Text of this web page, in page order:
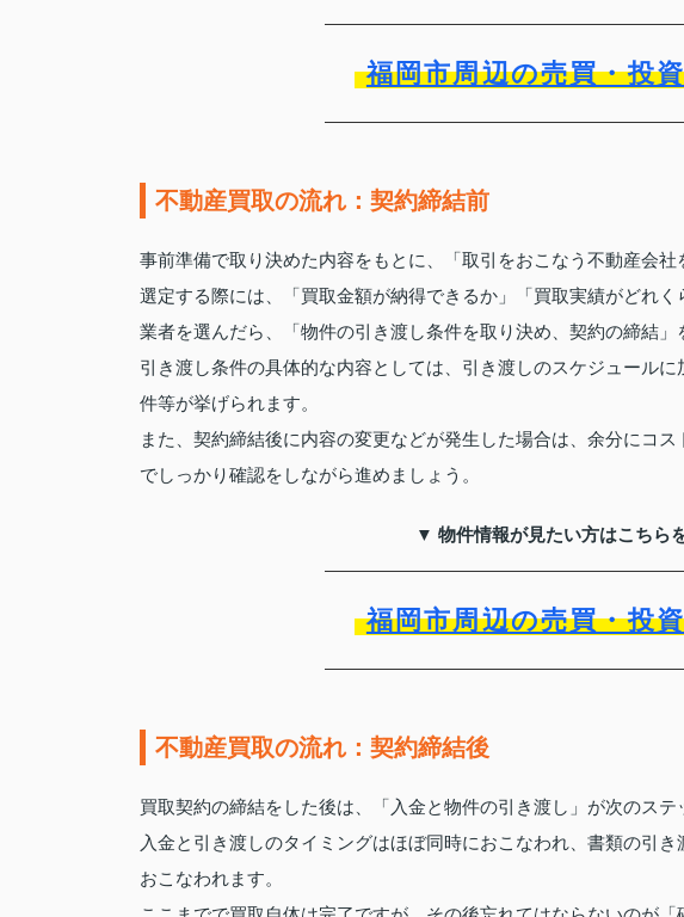
福岡市周辺の売買・投
不動産買取の流れ：契約締結前
事前準備で取り決めた内容をもとに、「取引をおこなう不動産会社
選定する際には、「買取金額が納得できるか」「買取実績がどれく
業者を選んだら、「物件の引き渡し条件を取り決め、契約の締結」
引き渡し条件の具体的な内容としては、引き渡しのスケジュール
件等が挙げられます。
また、契約締結後に内容の変更などが発生した場合は、余分にコ
でしっかり確認をしながら進めましょう。
▼ 物件情報が見たい方はこちら
福岡市周辺の売買・投
不動産買取の流れ：契約締結後
買取契約の締結をした後は、「入金と物件の引き渡し」が次のステ
入金と引き渡しのタイミングはほぼ同時におこなわれ、書類の引
おこなわれます。